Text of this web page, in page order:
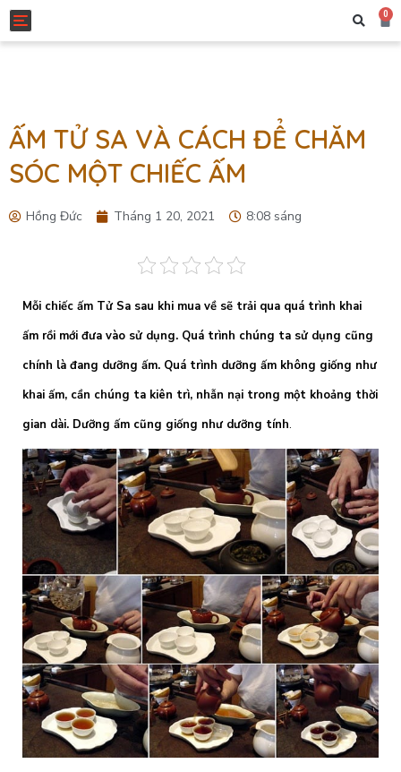
Toggle navigation 0
ẤM TỬ SA VÀ CÁCH ĐỂ CHĂM
SÓC MỘT CHIẾC ẤM
Hồng Đức Tháng 1 20, 2021 8:08 sáng
Mỗi chiếc ấm Tử Sa sau khi mua về sẽ trải qua quá trình khai
ấm rồi mới đưa vào sử dụng. Quá trình chúng ta sử dụng cũng
chính là đang dưỡng ấm. Quá trình dưỡng ấm không giống như
khai ấm, cần chúng ta kiên trì, nhẫn nại trong một khoảng thời
gian dài. Dưỡng ấm cũng giống như dưỡng tính.